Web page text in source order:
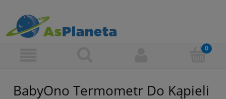
BabyOno Termometr Do Kąpieli